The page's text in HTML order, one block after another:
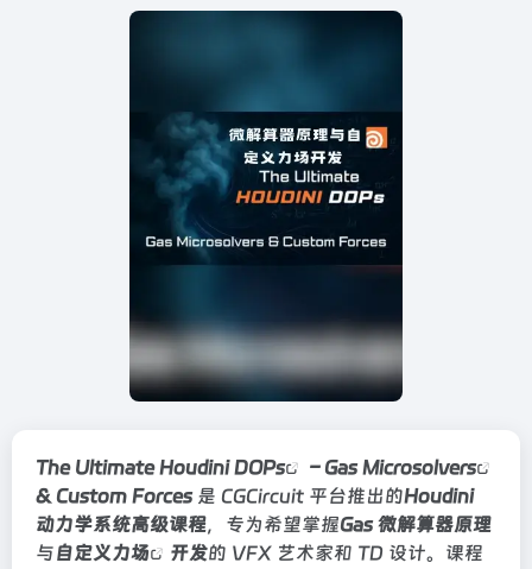
The Ultimate HoudiniDOPs – Gas Microsolvers
& Custom Forces是 CGCircuit 平台推出的Houdini
动力学系统高级课程，专为希望掌握Gas 微解算器原理
与自定义力场 开发的 VFX 艺术家和 TD 设计。课程